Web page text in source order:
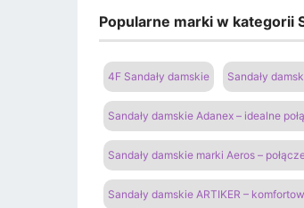
Popularne marki w kategorii
4F Sandały damskie Sandały
Sandały damskie Adanex – idealne
Sandały damskie marki Aeros –
Sandały damskie ARTIKER –